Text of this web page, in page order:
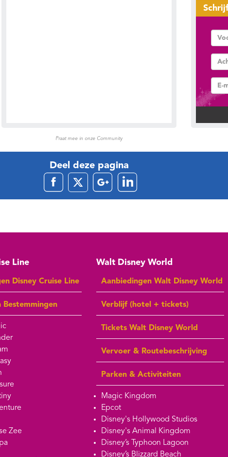
Praat mee in onze Community
Deel deze pagina
Line
Disney Cruise Line
Bestemmingen
Zee
Walt Disney World
Aanbiedingen Walt Disney World
Verblijf (hotel + tickets)
Tickets Walt Disney World
Vervoer & Routebeschrijving
Parken & Activiteiten
Magic Kingdom
Epcot
Disney's Hollywood Studios
Disney's Animal Kingdom
Disney’s Typhoon Lagoon
Disney’s Blizzard Beach